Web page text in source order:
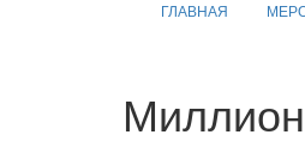
ГЛАВНАЯ